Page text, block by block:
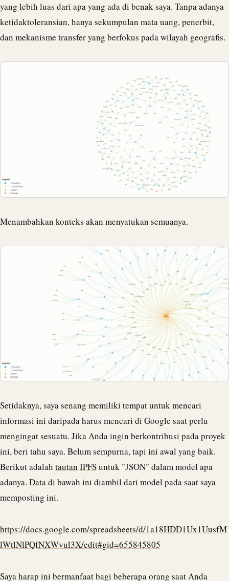
yang lebih luas dari apa yang ada di benak saya. Tanpa adanya
ketidaktoleransian, hanya sekumpulan mata uang, penerbit,
dan mekanisme transfer yang berfokus pada wilayah geografis.
Menambahkan konteks akan menyatukan semuanya.
Setidaknya, saya senang memiliki tempat untuk mencari
informasi ini daripada harus mencari di Google saat perlu
mengingat sesuatu. Jika Anda ingin berkontribusi pada proyek
ini, beri tahu saya. Belum sempurna, tapi ini awal yang baik.
Berikut adalah tautan IPFSuntuk "JSON" dalam model apa
adanya. Data di bawah ini diambil dari model pada saat saya
memposting ini.
https://docs.google.com/spreadsheets/d/1a18HDD1Ux1UusfM
lWtlNlPQfNXWvul3X/edit#gid=655845805
Saya harap ini bermanfaat bagi beberapa orang saat Anda